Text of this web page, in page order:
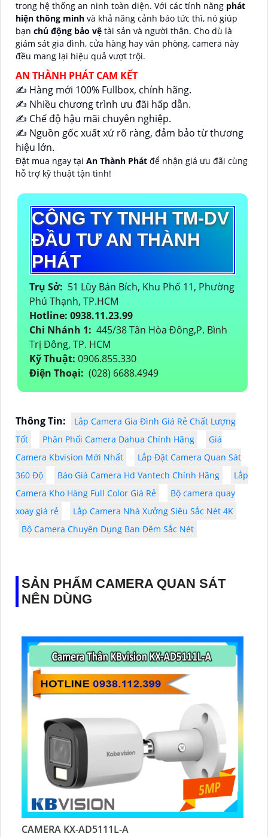
trong hệ thống an ninh toàn diện. Với các tính năng phát
hiện thông minh và khả năng cảnh báo tức thì, nó giúp
bạn chủ động bảo vệ tài sản và người thân. Cho dù là
giám sát gia đình, cửa hàng hay văn phòng, camera này
đều mang lại hiệu quả vượt trội.
AN THÀNH PHÁT CAM KẾT
✍️ Hàng mới 100% Fullbox, chính hãng.
✍️ Nhiều chương trình ưu đãi hấp dẫn.
✍️ Chế độ hậu mãi chuyên nghiệp.
✍️ Nguồn gốc xuất xứ rõ ràng, đảm bảo từ thương
hiệu lớn.
Đặt mua ngay tại An Thành Phát để nhận giá ưu đãi cùng
hỗ trợ kỹ thuật tận tình!
CÔNG TY TNHH TM-DV
ĐẦU TƯ AN THÀNH
PHÁT
Trụ Sở: 51 Lũy Bán Bích, Khu Phố 11, Phường
Phú Thạnh, TP.HCM
Hotline: 0938.11.23.99
Chi Nhánh 1: 445/38 Tân Hòa Đông,P. Bình
Trị Đông, TP. HCM
Kỹ Thuật: 0906.855.330
Điện Thoại: (028) 6688.4949
Thông Tin:
Lắp Camera Gia Đình Giá Rẻ Chất Lượng
Tốt
Phân Phối Camera Dahua Chính Hãng
Giá
Camera Kbvision Mới Nhất
Lắp Đặt Camera Quan Sát
360 Độ
Báo Giá Camera Hd Vantech Chính Hãng
Lắp
Camera Kho Hàng Full Color Giá Rẻ
Bộ camera quay
xoay giá rẻ
Lắp Camera Nhà Xưởng Siêu Sắc Nét 4K
Bộ Camera Chuyên Dụng Ban Đêm Sắc Nét
SẢN PHẨM CAMERA QUAN SÁT
NÊN DÙNG
CAMERA KX-AD5111L-A